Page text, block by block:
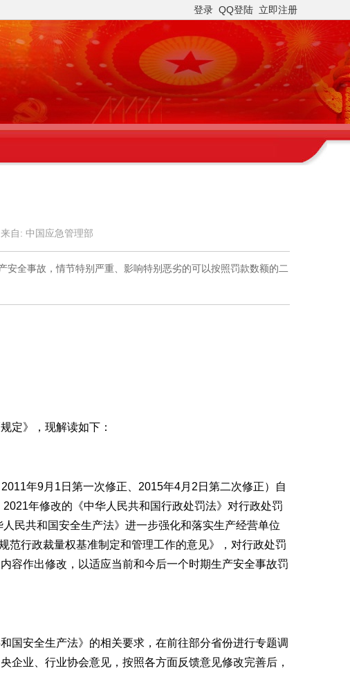
登录 QQ登陆 立即注册
来自: 中国应急管理部
全事故，情节特别严重、影响特别恶劣的可以按照罚款数额的二
定》，现解读如下：
年9月1日第一次修正、2015年4月2日第二次修正）自
年修改的《中华人民共和国行政处罚法》对行政处罚
民共和国安全生产法》进一步强化和落实生产经营单位
范行政裁量权基准制定和管理工作的意见》，对行政处罚
容作出修改，以适应当前和今后一个时期生产安全事故罚
国安全生产法》的相关要求，在前往部分省份进行专题调
企业、行业协会意见，按照各方面反馈意见修改完善后，